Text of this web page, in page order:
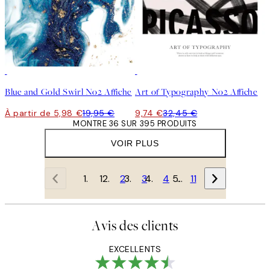
Blue and Gold Swirl No2 Affiche
À partir de 5,98 €19,95 €
Art of Typography No2 Affiche
9,74 €32,45 €
VOIR PLUS
MONTRE 36 SUR 395 PRODUITS
1 2 3 4 … 11
Avis des clients
EXCELLENTS